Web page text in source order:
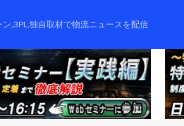
,3PL,独自取材で物流ニュースを配信